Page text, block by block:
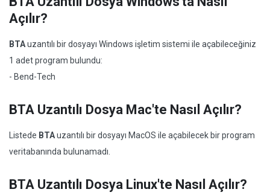
Açılır?
BTAuzantılı bir dosyayı Windows işletim sistemi ile açabileceğiniz
1 adet program bulundu:
- Bend-Tech
BTA Uzantılı Dosya Mac'te Nasıl Açılır?
Listede BTAuzantılı bir dosyayı MacOS ile açabilecek bir program
veritabanında bulunamadı.
BTA Uzantılı Dosya Linux'te Nasıl Açılır?